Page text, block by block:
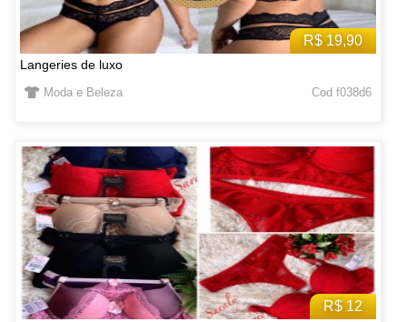
R$ 19,90
Langeries de luxo
Moda e Beleza Cod f038d6
R$ 12